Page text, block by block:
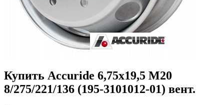
Купить Accuride 6,75x19,5 M20
8/275/221/136 (195-3101012-01) вент.